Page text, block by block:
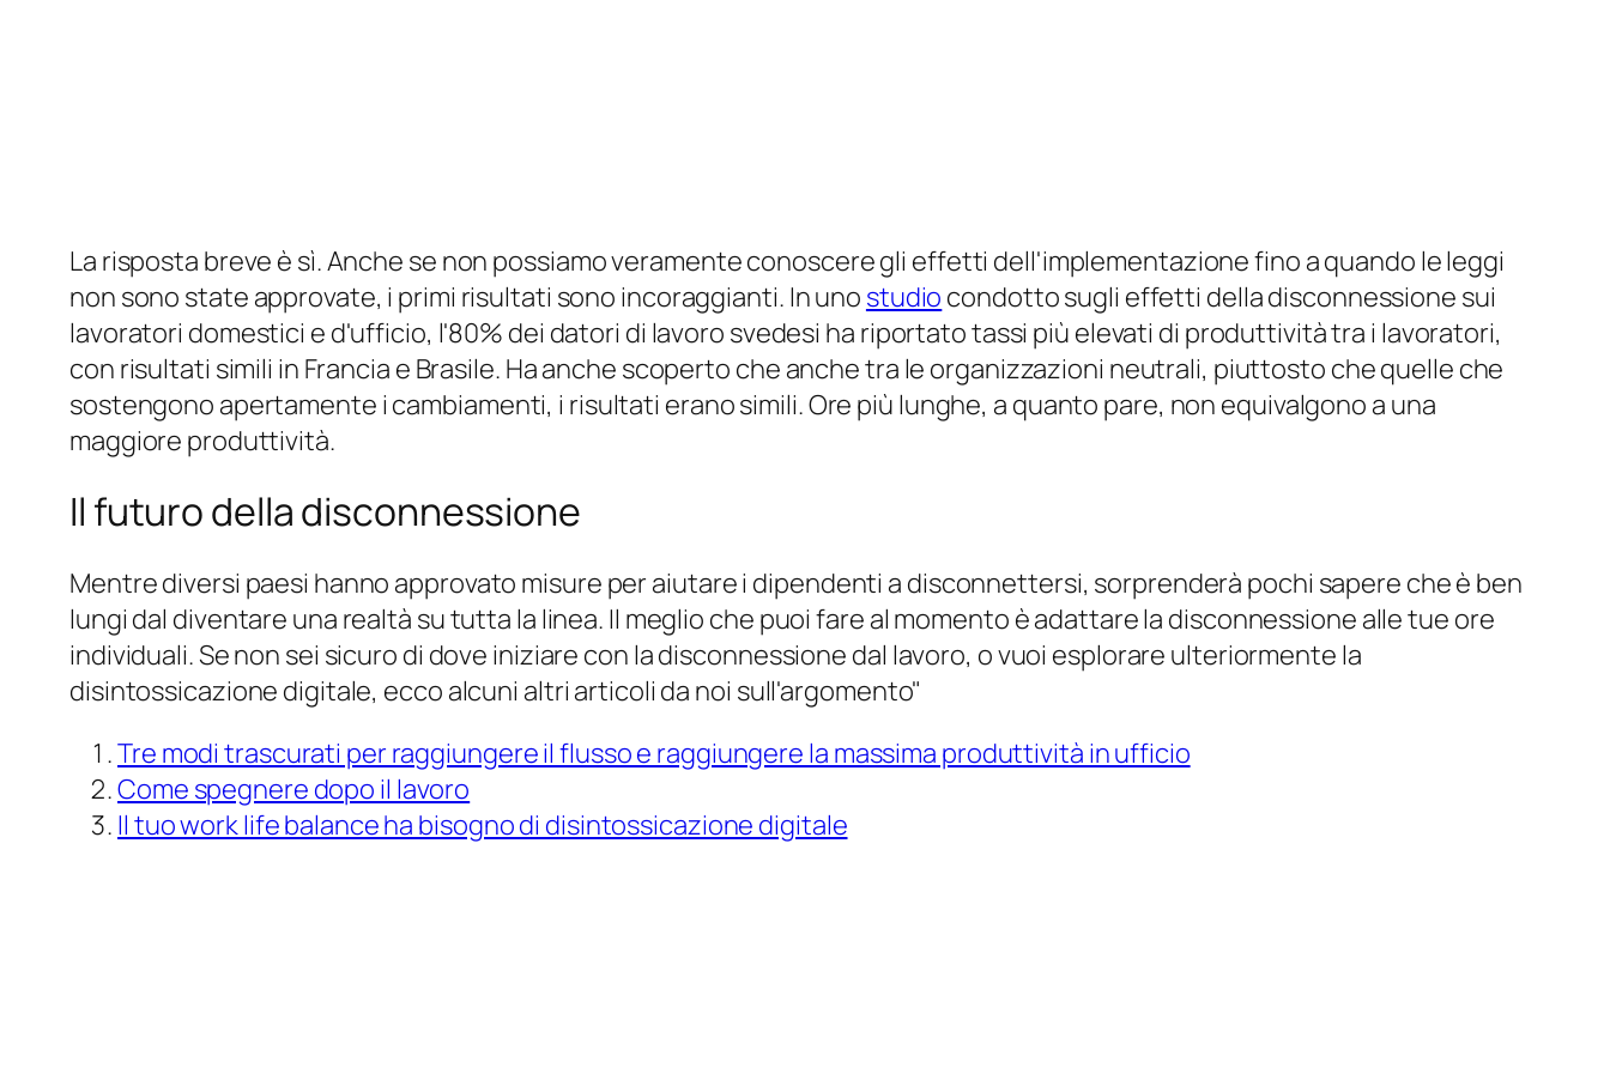
La risposta breve è sì. Anche se non possiamo veramente conoscere gli effetti dell'implementazione fino a quando le leggi
non sono state approvate, i primi risultati sono incoraggianti. In uno studio condotto sugli effetti della disconnessione sui
lavoratori domestici e d'ufficio, l'80% dei datori di lavoro svedesi ha riportato tassi più elevati di produttività tra i lavoratori,
con risultati simili in Francia e Brasile. Ha anche scoperto che anche tra le organizzazioni neutrali, piuttosto che quelle che
sostengono apertamente i cambiamenti, i risultati erano simili. Ore più lunghe, a quanto pare, non equivalgono a una
maggiore produttività.
Il futuro della disconnessione
Mentre diversi paesi hanno approvato misure per aiutare i dipendenti a disconnettersi, sorprenderà pochi sapere che è ben
lungi dal diventare una realtà su tutta la linea. Il meglio che puoi fare al momento è adattare la disconnessione alle tue ore
individuali. Se non sei sicuro di dove iniziare con la disconnessione dal lavoro, o vuoi esplorare ulteriormente la
disintossicazione digitale, ecco alcuni altri articoli da noi sull'argomento"
Tre modi trascurati per raggiungere il flusso e raggiungere la massima produttività in ufficio
Come spegnere dopo il lavoro
Il tuo work life balance ha bisogno di disintossicazione digitale